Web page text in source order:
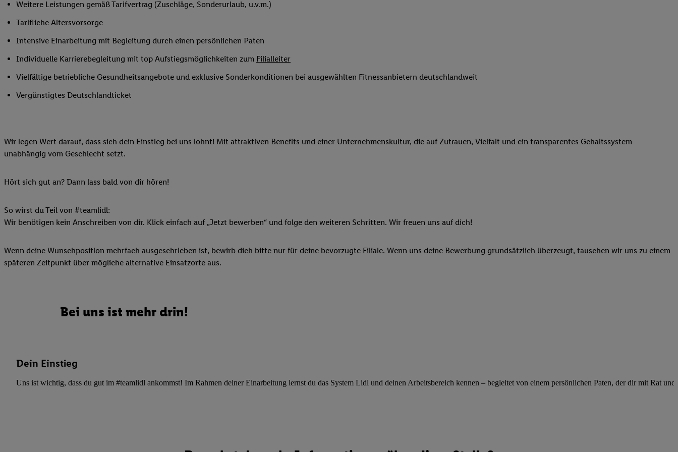
Weitere Leistungen gemäß Tarifvertrag (Zuschläge, Sonderurlaub, u.v.m.)
Tarifliche Altersvorsorge
Intensive Einarbeitung mit Begleitung durch einen persönlichen Paten
Individuelle Karrierebegleitung mit top Aufstiegsmöglichkeiten zum Filialleiter
Vielfältige betriebliche Gesundheitsangebote und exklusive Sonderkonditionen bei ausgewählten Fitnessanbietern deutschlandweit
Vergünstigtes Deutschlandticket
Wir legen Wert darauf, dass sich dein Einstieg bei uns lohnt! Mit attraktiven Benefits und einer Unternehmenskultur, die auf Zutrauen, Vielfalt und ein transparentes Gehaltssystem
unabhängig vom Geschlecht setzt.
Hört sich gut an? Dann lass bald von dir hören!
So wirst du Teil von #teamlidl:
Wir benötigen kein Anschreiben von dir. Klick einfach auf „Jetzt bewerben“ und folge den weiteren Schritten. Wir freuen uns auf dich!
Wenn deine Wunschposition mehrfach ausgeschrieben ist, bewirb dich bitte nur für deine bevorzugte Filiale. Wenn uns deine Bewerbung grundsätzlich überzeugt, tauschen wir uns zu einem
späteren Zeitpunkt über mögliche alternative Einsatzorte aus.
Bei uns ist mehr drin!
Dein Einstieg
Uns ist wichtig, dass du gut im #teamlidl ankommst! Im Rahmen deiner Einarbeitung lernst du das System Lidl und deinen Arbeitsbereich kennen – begleitet von einem persönlichen Paten, der dir mit Rat und
Ihnen personalisierte Werbung auszuspielen. Hierzu wird von uns und einem der anderen oben genannten Partner
Technologie in den Lidl-Diensten einzusetzen. Utiq prüft zunächst anhand Ihrer IP-Adresse, ob die Technologie für
Sie verfügbar ist. Wenn das der Fall ist, gibt Utiq Ihre IP-Adresse an Ihren Netzbetreiber weiter, der anhand der IP-
werden diese Kennung verwenden, um Sie wiederzuerkennen und Erkenntnisse über Ihr Nutzungsverhalten in den
(„consenthub“)oder über „Anpassen“/„Nutzung der Telekommunikations-basierten Utiq-Technologie für digitales
Durch einen Klick auf „Ablehnen“ können Sie nur den Einsatz notwendiger Techniken zulassen. Durch einen
Datenschutzbestimmungen.Die Impressen finden Sie hier. Unter „Anpassen“ können Sie einzelne
und Funktionen im Rahmen des Einsatzes des IAB TCF für Werbung und Erfolgsmessung:
Gewährleistung der Sicherheit, Verhinderung und Aufdeckung von Betrug und Fehlerbehebung, Bereitstellung und
Technologie für digitales Marketing, sowie: